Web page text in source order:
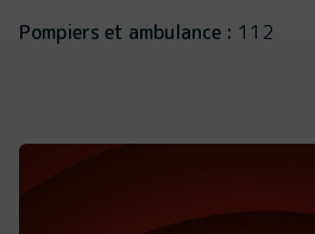
Pompiers et ambulance : 112